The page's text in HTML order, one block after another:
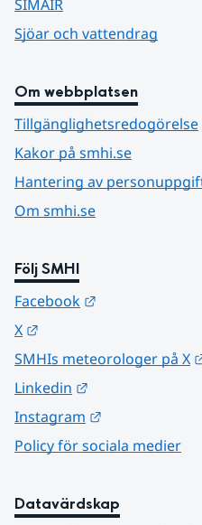
SIMAIR
Sjöar och vattendrag
Om webbplatsen
Tillgänglighetsredogörelse
Kakor på smhi.se
Hantering av
Om smhi.se
Följ SMHI
Facebook
X
SMHIs meteorologer på X
Linkedin
Instagram
Policy för sociala medier
Datavärdskap